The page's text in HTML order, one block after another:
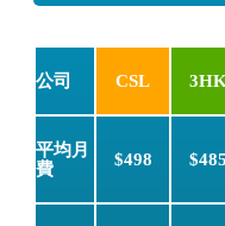
公司 CSL 3HK
平均月
費
$498 $485